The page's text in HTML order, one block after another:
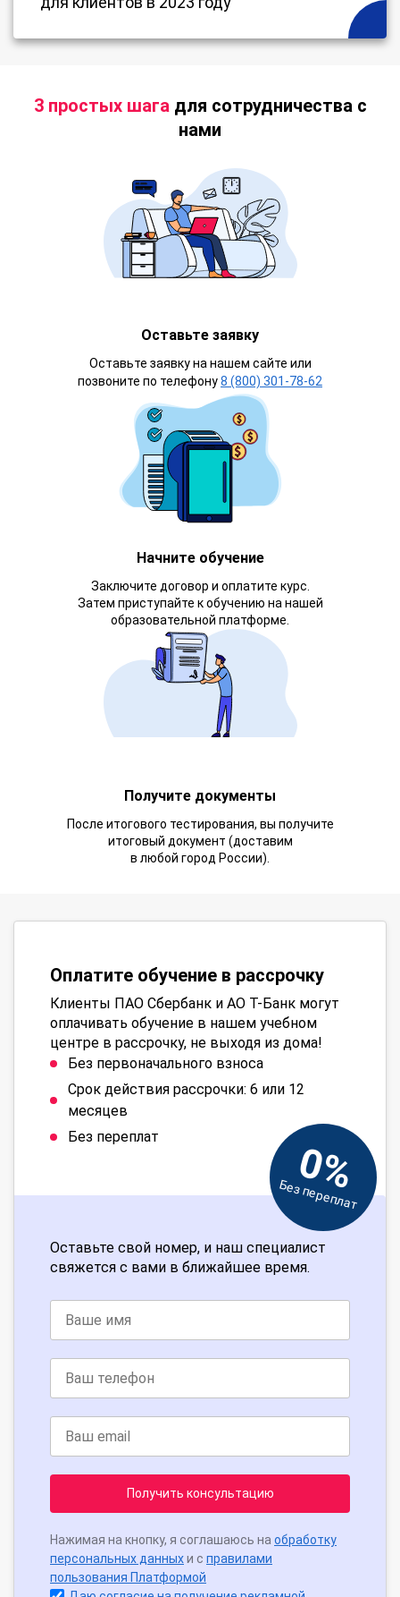
3 простых шагадля сотрудничества с
нами
Оставьте заявку
Оставьте заявку на нашем сайте или
позвоните по телефону8 (800) 301-78-62
Начните обучение
Заключите договор и оплатите курс.
Затем приступайте к обучению на нашей
образовательной платформе.
Получите документы
После итогового тестирования, вы получите
итоговый документ (доставим
в любой город России).
Оплатите обучение в рассрочку
Клиенты ПАО Сбербанк и АО Т-Банк могут
оплачивать обучение в нашем учебном
центре в рассрочку, не выходя из дома!
Без первоначального взноса
Срок действия рассрочки: 6 или 12
месяцев
Без переплат
0%
Без переплат
Оставьте свой номер, и наш специалист
свяжется с вами в ближайшее время.
Получить консультацию
Нажимая на кнопку, я соглашаюсь на обработку
персональных данныхи с правилами
пользования Платформой